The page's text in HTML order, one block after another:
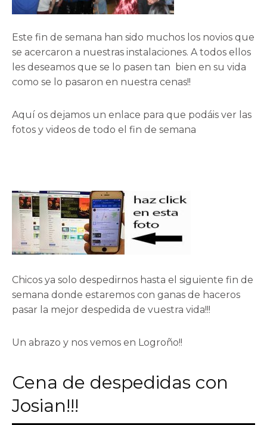
Este fin de semana han sido muchos los novios que
se acercaron a nuestras instalaciones. A todos ellos
les deseamos que se lo pasen tan bien en su vida
como se lo pasaron en nuestra cenas!!
Aquí os dejamos un enlace para que podáis ver las
fotos y videos de todo el fin de semana
Chicos ya solo despedirnos hasta el siguiente fin de
semana donde estaremos con ganas de haceros
pasar la mejor despedida de vuestra vida!!!
Un abrazo y nos vemos en Logroño!!
Cena de despedidas con
Josian!!!